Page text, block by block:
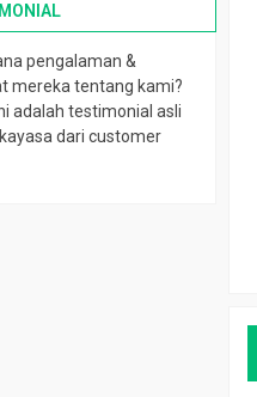
pengalaman &
mereka tentang kami?
adalah testimonial asli
dari customer